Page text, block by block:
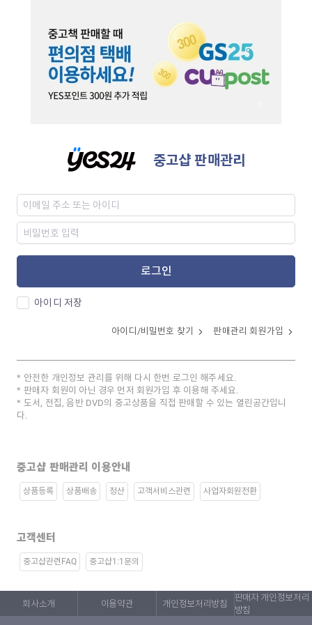
중고샵 판매관리
로그인
아이디 저장
아이디/비밀번호 찾기 판매관리 회원가입
안전한 개인정보 관리를 위해 다시 한번 로그인 해주세요.
판매자 회원이 아닌 경우 먼저 회원가입 후 이용해 주세요.
도서, 전집, 음반 DVD의 중고상품을 직접 판매할 수 있는 열린공간입니
다.
중고샵 판매관리 이용안내
상품등록 상품배송 정산 고객서비스관련 사업자회원전환
고객센터
중고샵관련FAQ 중고샵1:1문의
회사소개 이용약관 개인정보처리방침
판매자 개인정보처리
방침